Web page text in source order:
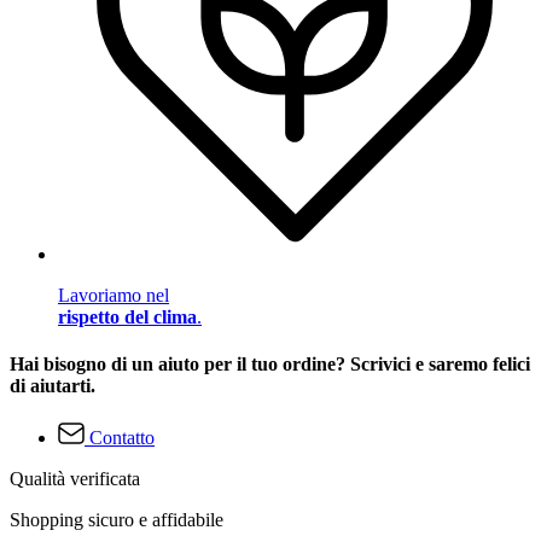
Lavoriamo nel
rispetto del clima.
Hai bisogno di un aiuto per il tuo ordine? Scrivici e saremo felici
di aiutarti.
Contatto
Qualità verificata
Shopping sicuro e affidabile